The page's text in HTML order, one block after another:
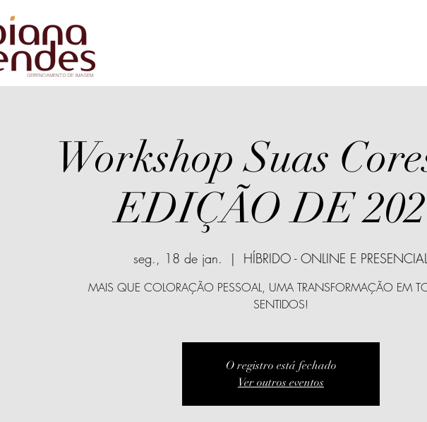
Workshop Suas
EDIÇÃO DE
seg., 18 de jan.
  |
HÍBRIDO - ONLINE E
MAIS QUE COLORAÇÃO PESSOAL, UMA TRANSFORMAÇÃO EM
SENTIDOS!
O registro está fechado
Ver outros eventos